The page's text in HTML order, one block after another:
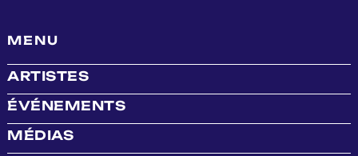
MENU
ARTISTES
ÉVÉNEMENTS
MÉDIAS